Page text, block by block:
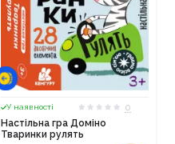
У наявності
0
Настільна гра Доміно
Тваринки рулять